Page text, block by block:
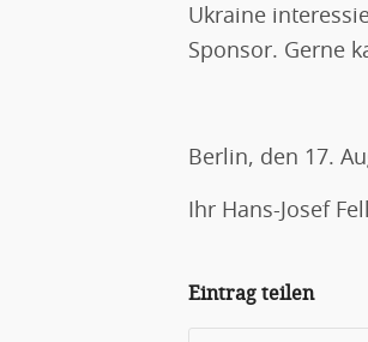
Ukraine
Sponsor. Gerne
Berlin, den 17.
Ihr Hans-Josef Fell
Eintrag teilen